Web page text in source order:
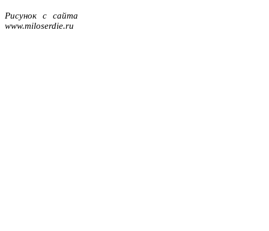
Рисунок с сайта
www.miloserdie.ru